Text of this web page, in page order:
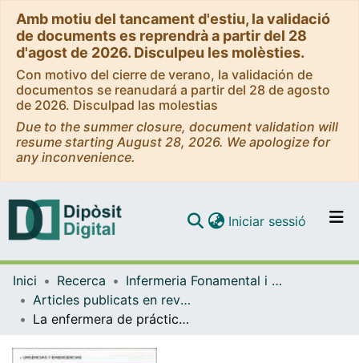
Amb motiu del tancament d'estiu, la validació
de documents es reprendrà a partir del 28
d'agost de 2026. Disculpeu les molèsties.
Con motivo del cierre de verano, la validación de
documentos se reanudará a partir del 28 de agosto
de 2026. Disculpad las molestias
Due to the summer closure, document validation will
resume starting August 28, 2026. We apologize for
any inconvenience.
Navega per tot el DD
Com publicar
Iniciar sessió (current)
Inici Recerca
Infermeria Fonamental i Clínica
Articles publicats en revistes (Infermeria Fonamental i Clínica)
La enfermera de práctica avanzada de urgencias desde un estudio observacional: un rol consolidado en el Hospital St James de Dublín